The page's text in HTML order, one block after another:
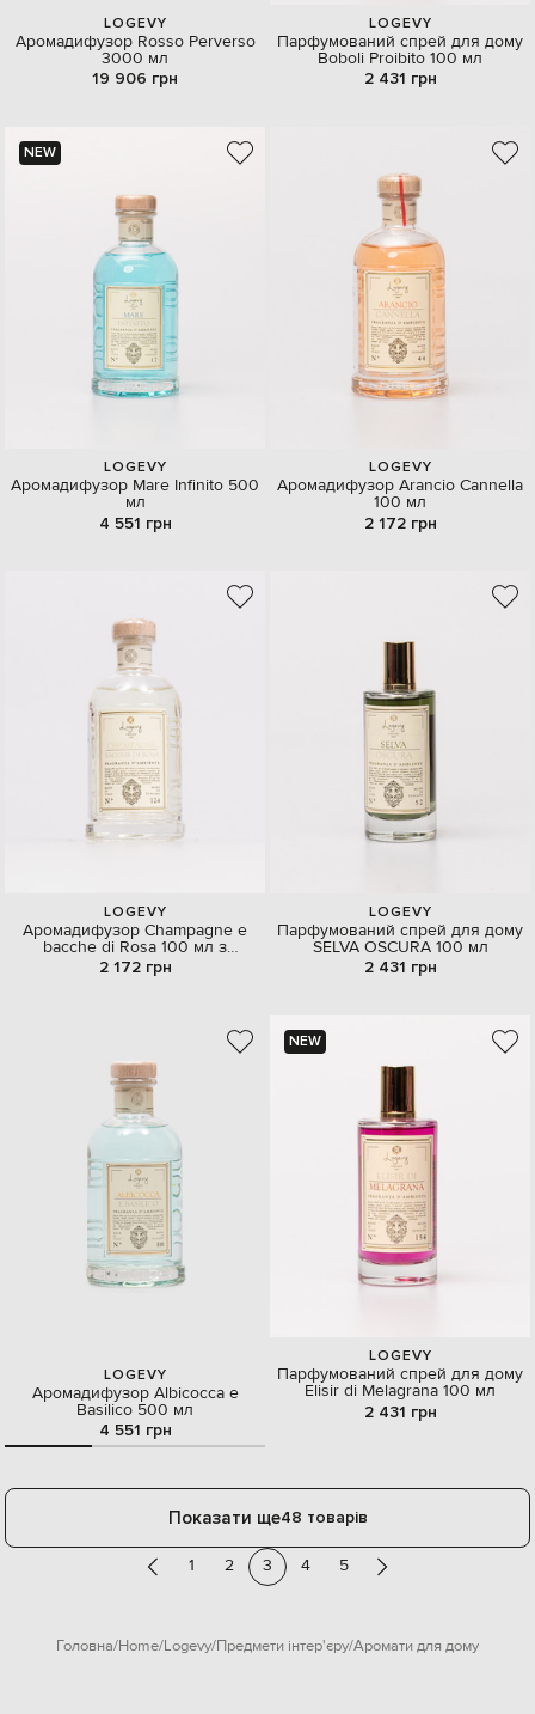
LOGEVY
Аромадифузор Rosso Perverso
3000 мл
19 906 грн
LOGEVY
Парфумований спрей для дому
Boboli Proibito 100 мл
2 431 грн
NEW
LOGEVY
Аромадифузор Mare Infinito 500
мл
4 551 грн
LOGEVY
Аромадифузор Arancio Cannella
100 мл
2 172 грн
LOGEVY
Аромадифузор Champagne e
bacche di Rosa 100 мл з
емблемою
2 172 грн
LOGEVY
Парфумований спрей для дому
SELVA OSCURA 100 мл
2 431 грн
LOGEVY
Аромадифузор Albicocca e
Basilico 500 мл
4 551 грн
NEW
LOGEVY
Парфумований спрей для дому
Elisir di Melagrana 100 мл
2 431 грн
Показати ще48 товарів
1 2 3 4 5
Головна Home Logevy Предмети інтер'єру Аромати для дому